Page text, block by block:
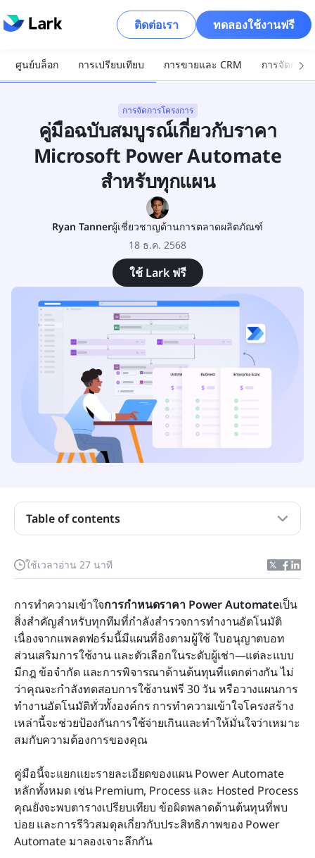
ติดต่อเรา ทดลองใช้งานฟรี
ศูนย์บล็อก การเปรียบเทียบ การขายและ CRM การจัดการ
การจัดการโครงการ
คู่มือฉบับสมบูรณ์เกี่ยวกับราคา
Microsoft Power Automate
สำหรับทุกแผน
Ryan Tannerผู้เชี่ยวชาญด้านการตลาดผลิตภัณฑ์
18 ธ.ค. 2568
ใช้ Lark ฟรี
ใช้เวลาอ่าน 27 นาที
การทำความเข้าใจการกำหนดราคา Power Automateเป็น
สิ่งสำคัญสำหรับทุกทีมที่กำลังสำรวจการทำงานอัตโนมัติ
เนื่องจากแพลตฟอร์มนี้มีแผนที่อิงตามผู้ใช้ ใบอนุญาตบอท
ส่วนเสริมการใช้งาน และตัวเลือกในระดับผู้เช่า—แต่ละแบบ
มีกฎ ข้อจำกัด และการพิจารณาด้านต้นทุนที่แตกต่างกัน ไม่
ว่าคุณจะกำลังทดสอบการใช้งานฟรี 30 วัน หรือวางแผนการ
ทำงานอัตโนมัติทั่วทั้งองค์กร การทำความเข้าใจโครงสร้าง
เหล่านี้จะช่วยป้องกันการใช้จ่ายเกินและทำให้มั่นใจว่าเหมาะ
สมกับความต้องการของคุณ
คู่มือนี้จะแยกแยะรายละเอียดของแผน Power Automate
หลักทั้งหมด เช่น Premium, Process และ Hosted Process
คุณยังจะพบตารางเปรียบเทียบ ข้อผิดพลาดด้านต้นทุนที่พบ
บ่อย และการรีวิวสมดุลเกี่ยวกับประสิทธิภาพของ Power
Automate มาลองเจาะลึกกัน
Table of contents
ทำงานอย่างไร
Automate ก่อนเลือกแผน
แจกแจงรายละเอียดใบอนุญาตผู้ใช้และบอททั้งหมด
การกำหนดราคาส่วนเสริมของผลิตภัณฑ์ที่เกี่ยวข้อง
กับ Power Automate
Power Automate คุ้มค่ากับราคาหรือไม่?
Lark: ทางเลือกที่หลากหลายและคุ้มค่ากว่า Power
Automate
ราคาและความคุ้มค่า: เลือกใช้ระหว่าง Power
Automate และ Lark
คำถามที่พบบ่อย
การอ่านที่เกี่ยวข้อง